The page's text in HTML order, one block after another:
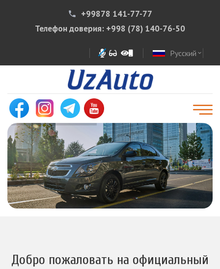
phone
+99878 141-77-77
Телефон доверия: +998 (78) 140-76-50
Русский expand_more
Добро пожаловать на официальный